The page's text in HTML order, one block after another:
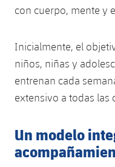
con cuerpo, mente y
Inicialmente, el
niños, niñas y
entrenan cada
extensivo a todas las
Un modelo